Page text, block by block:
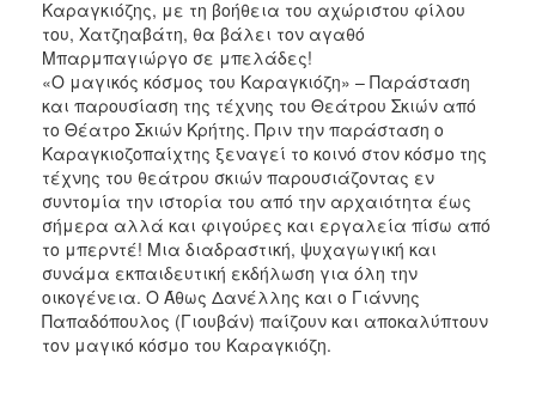
Καραγκιόζης, με τη βοήθεια του αχώριστου φίλου
του, Χατζηαβάτη, θα βάλει τον αγαθό
Μπαρμπαγιώργο σε μπελάδες!
«Ο μαγικός κόσμος του Καραγκιόζη» – Παράσταση
και παρουσίαση της τέχνης του Θεάτρου Σκιών από
το Θέατρο Σκιών Κρήτης. Πριν την παράσταση ο
Καραγκιοζοπαίχτης ξεναγεί το κοινό στον κόσμο της
τέχνης του θεάτρου σκιών παρουσιάζοντας εν
συντομία την ιστορία του από την αρχαιότητα έως
σήμερα αλλά και φιγούρες και εργαλεία πίσω από
το μπερντέ! Μια διαδραστική, ψυχαγωγική και
συνάμα εκπαιδευτική εκδήλωση για όλη την
οικογένεια. Ο Άθως Δανέλλης και ο Γιάννης
Παπαδόπουλος (Γιουβάν) παίζουν και αποκαλύπτουν
τον μαγικό κόσμο του Καραγκιόζη.